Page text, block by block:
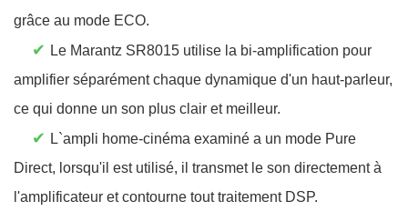
grâce au mode ECO.
✔ Le Marantz SR8015 utilise la bi-amplification pour
amplifier séparément chaque dynamique d'un haut-parleur,
ce qui donne un son plus clair et meilleur.
✔ L`ampli home-cinéma examiné a un mode Pure
Direct, lorsqu'il est utilisé, il transmet le son directement à
l'amplificateur et contourne tout traitement DSP.